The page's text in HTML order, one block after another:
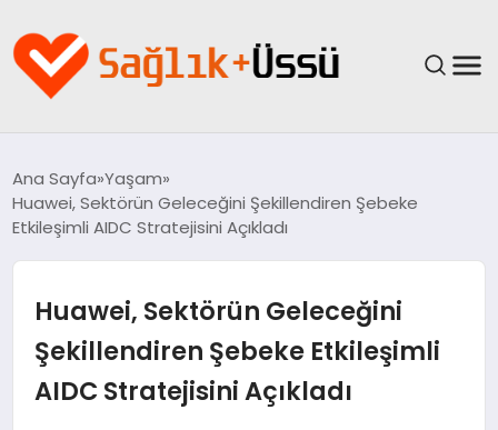
YAŞAM
SPOR & FITNESS
Ana Sayfa Yaşam
Huawei, Sektörün Geleceğini Şekillendiren Şebeke
Etkileşimli AIDC Stratejisini Açıkladı
Huawei, Sektörün Geleceğini
Şekillendiren Şebeke Etkileşimli
AIDC Stratejisini Açıkladı